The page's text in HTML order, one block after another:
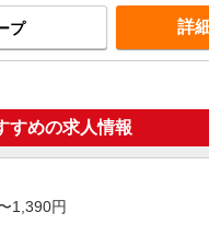
により給与は異なる 初期・教室研修計6h:時給
1,180円 授業研修16回:1コマ
☆6月・7月限定 友人紹介キ
プ 詳
すめの求人情報
1,390円